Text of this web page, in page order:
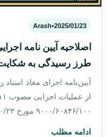
2025/01/23
•
Arash
اصلاحیه آیین نامه
طرز رسیدگی به شکایت
آیین‌نامه اجرای مفاد
۹۰۰۰/۶۰۸۴۶/۱۰۰ مورخ ۱۴۰۳/۱۰/۲۳…
ادامه مطلب